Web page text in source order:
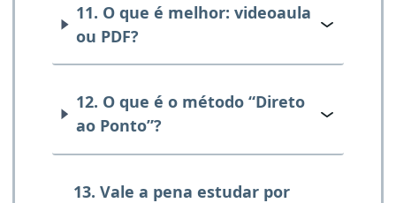
11. O que é melhor: videoaula
ou PDF?
12. O que é o método “Direto
ao Ponto”?
13. Vale a pena estudar por